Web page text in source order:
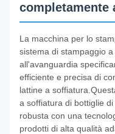
completamente
La macchina per lo
sistema di stampaggio
all'avanguardia
efficiente e precisa di
lattine a
a soffiatura di bottiglie
robusta con una
prodotti di alta qualità